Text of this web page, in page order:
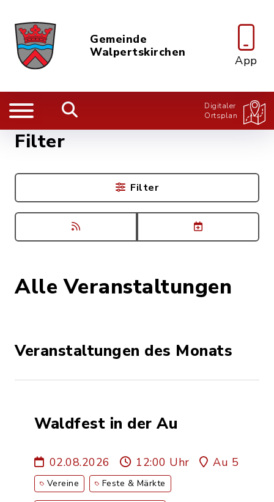
Gemeinde
Walpertskirchen
App
Digitaler
Ortsplan
Alle Veranstaltungen
Veranstaltungen des Monats
Waldfest in der Au
02.08.2026 12:00 Uhr Au 5
Vereine Feste & Märkte
Filter
Filter